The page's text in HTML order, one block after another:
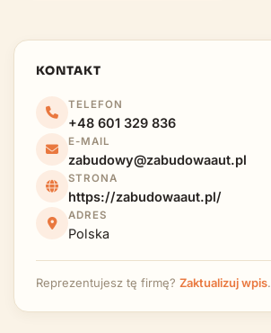
KONTAKT
TELEFON
+48 601 329 836
E-MAIL
zabudowy@zabudowaaut.pl
STRONA
https://zabudowaaut.pl/
ADRES
Polska
Reprezentujesz tę firmę? Zaktualizuj wpis.